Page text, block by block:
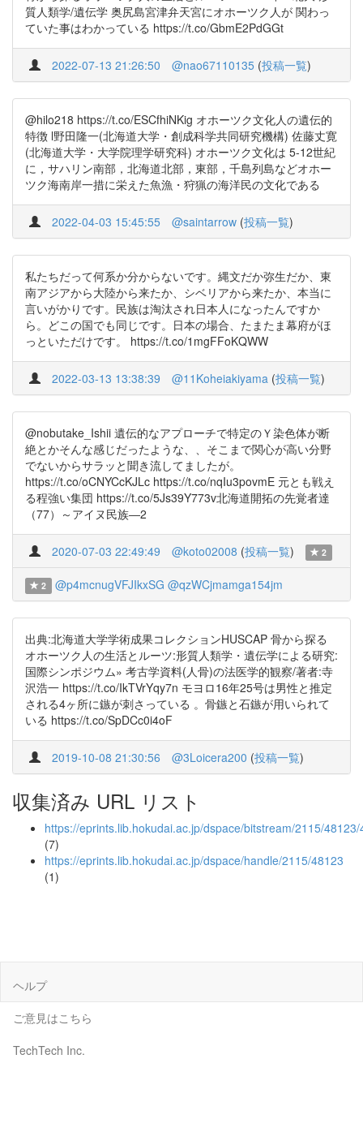
質人類学/遺伝学 奥尻島宮津弁天宮にオホーツク人が 関わっ
ていた事はわかっている https://t.co/GbmE2PdGGt
2022-07-13 21:26:50 @nao67110135 (投稿一覧)
@hilo218 https://t.co/ESCfhiNKig オホーツク文化人の遺伝的
特徴 l野田隆一(北海道大学・創成科学共同研究機構) 佐藤丈寛
(北海道大学・大学院理学研究科) オホーツク文化は 5-12世紀
に，サハリン南部，北海道北部，東部，千島列島などオホー
ツク海南岸一措に栄えた魚漁・狩猟の海洋民の文化である
2022-04-03 15:45:55 @saintarrow (投稿一覧)
私たちだって何系か分からないです。縄文だか弥生だか、東
南アジアから大陸から来たか、シベリアから来たか、本当に
言いがかりです。民族は淘汰され日本人になったんですか
ら。どこの国でも同じです。日本の場合、たまたま幕府がほ
っといただけです。 https://t.co/1mgFFoKQWW
2022-03-13 13:38:39 @11Koheiakiyama (投稿一覧)
@nobutake_Ishii 遺伝的なアプローチで特定のＹ染色体が断
絶とかそんな感じだったような、、そこまで関心が高い分野
でないからサラッと聞き流してましたが。
https://t.co/oCNYCcKJLc https://t.co/nqIu3povmE 元とも戦え
る程強い集団 https://t.co/5Js39Y773v北海道開拓の先覚者達
（77）～アイヌ民族―2
2020-07-03 22:49:49 @koto02008 (投稿一覧) 2
2 @p4mcnugVFJIkxSG @qzWCjmamga154jm
出典:北海道大学学術成果コレクションHUSCAP 骨から探る
オホーツク人の生活とルーツ:形質人類学・遺伝学による研究:
国際シンポジウム» 考古学資料(人骨)の法医学的観察/著者:寺
沢浩一 https://t.co/IkTVrYqy7n モヨロ16年25号は男性と推定
される4ヶ所に鏃が刺さっている 。骨鏃と石鏃が用いられて
いる https://t.co/SpDCc0i4oF
2019-10-08 21:30:56 @3Loicera200 (投稿一覧)
収集済み URL リスト
https://eprints.lib.hokudai.ac.jp/dspace/bitstream/2115/
(7)
https://eprints.lib.hokudai.ac.jp/dspace/handle/2115/48123
(1)
ヘルプ
ご意見はこちら
TechTech Inc.